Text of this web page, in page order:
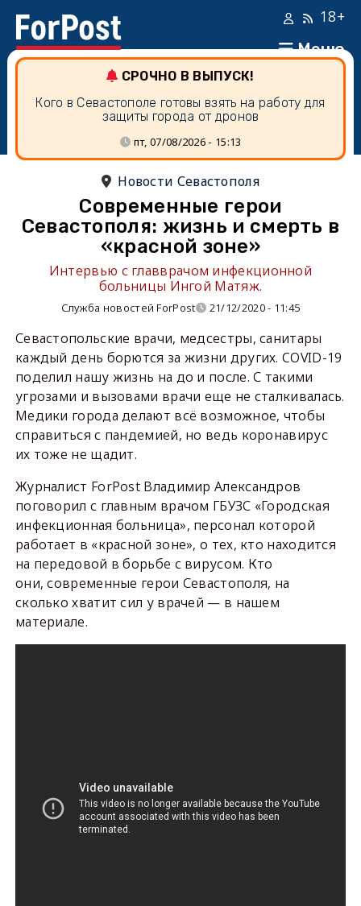
Меню
18+
СРОЧНО В ВЫПУСК!
Кого в Севастополе готовы взять на работу для
защиты города от дронов
пт, 07/08/2026 - 15:13
Новости Севастополя
Современные герои
Севастополя: жизнь и смерть в
«красной зоне»
Интервью с главврачом инфекционной
больницы Ингой Матяж.
Служба новостей ForPost 21/12/2020 - 11:45
Севастопольские врачи, медсестры, санитары
каждый день борются за жизни других. COVID-19
поделил нашу жизнь на до и после. С такими
угрозами и вызовами врачи еще не сталкивалась.
Медики города делают всё возможное, чтобы
справиться с пандемией, но ведь коронавирус
их тоже не щадит.
Журналист ForPost Владимир Александров
поговорил с главным врачом ГБУЗС «Городская
инфекционная больница», персонал которой
работает в «красной зоне», о тех, кто находится
на передовой в борьбе с вирусом. Кто
они, современные герои Севастополя, на
сколько хватит сил у врачей — в нашем
материале.